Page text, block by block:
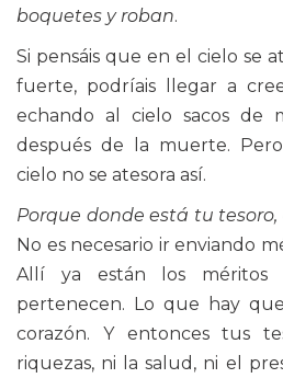
boquetes y roban.
Si pensáis que en el cielo se
fuerte, podríais llegar a
echando al cielo sacos de
después de la muerte.
cielo no se atesora así.
Porque donde está tu
No es necesario ir enviando
Allí ya están los méritos
pertenecen. Lo que hay
corazón. Y entonces tus
riquezas, ni la salud, ni el